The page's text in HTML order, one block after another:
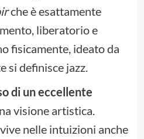
che è esattamente
liberatorio e
fisicamente, ideato da
si definisce jazz.
di un eccellente
visione artistica.
nelle intuizioni anche